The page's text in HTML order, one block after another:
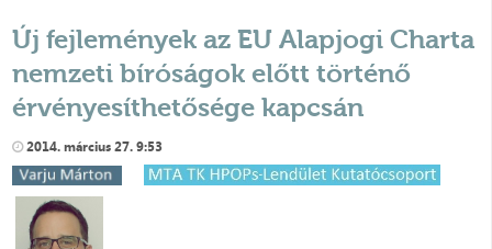
Új fejlemények az EU Alapjogi Charta
nemzeti bíróságok előtt történő
érvényesíthetősége kapcsán
2014. március 27. 9:53